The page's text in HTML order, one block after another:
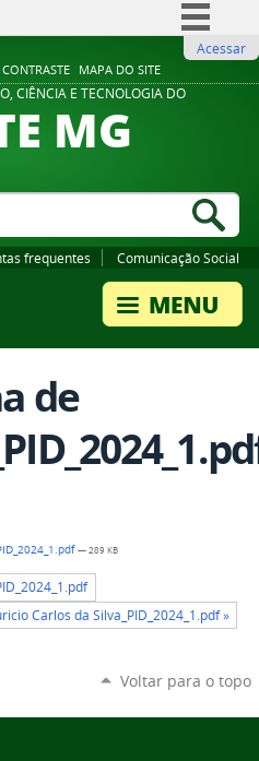
MAPA DO SITE
Comunica BR
Participe
Legislação
Acessar
CIÊNCIA E TECNOLOGIA DO
MG
frequentes Comunicação Social
de
— 289 KB
Carlos da Silva_PID_2024_1.pdf »
Voltar para o topo